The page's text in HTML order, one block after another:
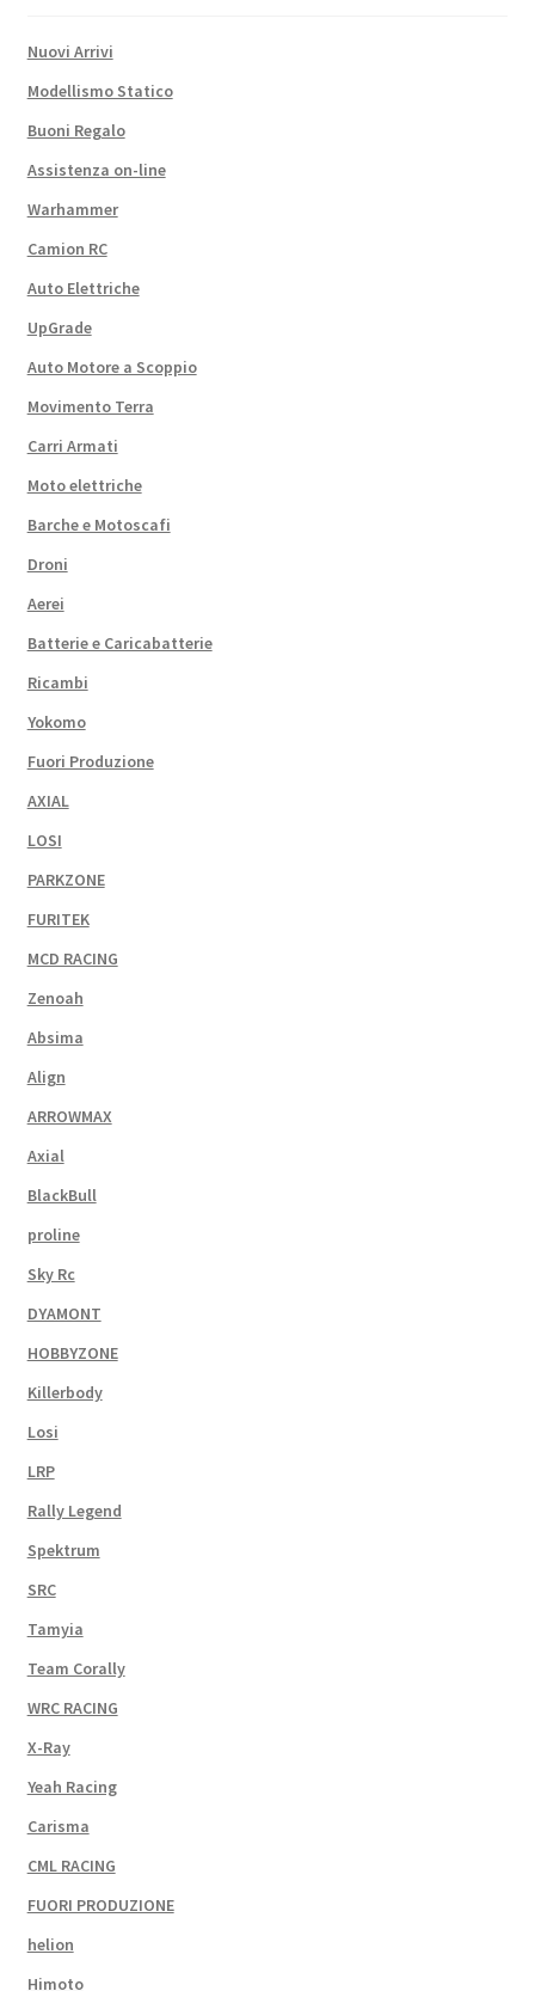
Nuovi Arrivi
Modellismo Statico
Buoni Regalo
Assistenza on-line
Warhammer
Camion RC
Auto Elettriche
UpGrade
Auto Motore a Scoppio
Movimento Terra
Carri Armati
Moto elettriche
Barche e Motoscafi
Droni
Aerei
Batterie e Caricabatterie
Ricambi
Yokomo
Fuori Produzione
AXIAL
LOSI
PARKZONE
FURITEK
MCD RACING
Zenoah
Absima
Align
ARROWMAX
Axial
BlackBull
proline
Sky Rc
DYAMONT
HOBBYZONE
Killerbody
Losi
LRP
Rally Legend
Spektrum
SRC
Tamyia
Team Corally
WRC RACING
X-Ray
Yeah Racing
Carisma
CML RACING
FUORI PRODUZIONE
helion
Himoto